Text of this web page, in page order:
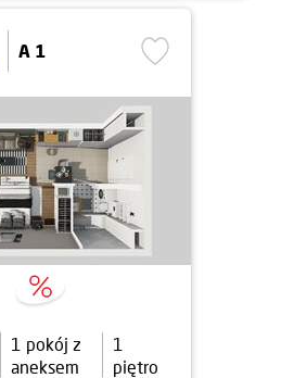
A 1
1 pokój z
aneksem
1
piętro